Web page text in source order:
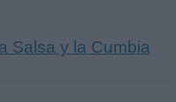
Salsa y la Cumbia